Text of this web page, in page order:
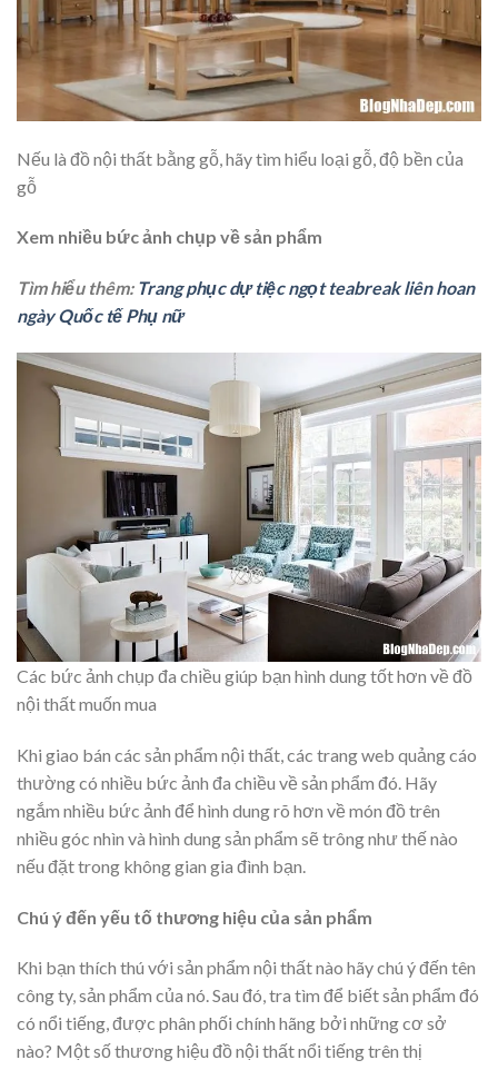
Nếu là đồ nội thất bằng gỗ, hãy tìm hiểu loại gỗ, độ bền của
gỗ
Xem nhiều bức ảnh chụp về sản phẩm
Tìm hiểu thêm: Trang phục dự tiệc ngọt teabreak liên hoan
ngày Quốc tế Phụ nữ
Các bức ảnh chụp đa chiều giúp bạn hình dung tốt hơn về đồ
nội thất muốn mua
Khi giao bán các sản phẩm nội thất, các trang web quảng cáo
thường có nhiều bức ảnh đa chiều về sản phẩm đó. Hãy
ngắm nhiều bức ảnh để hình dung rõ hơn về món đồ trên
nhiều góc nhìn và hình dung sản phẩm sẽ trông như thế nào
nếu đặt trong không gian gia đình bạn.
Chú ý đến yếu tố thương hiệu của sản phẩm
Khi bạn thích thú với sản phẩm nội thất nào hãy chú ý đến tên
công ty, sản phẩm của nó. Sau đó, tra tìm để biết sản phẩm đó
có nổi tiếng, được phân phối chính hãng bởi những cơ sở
nào? Một số thương hiệu đồ nội thất nổi tiếng trên thị